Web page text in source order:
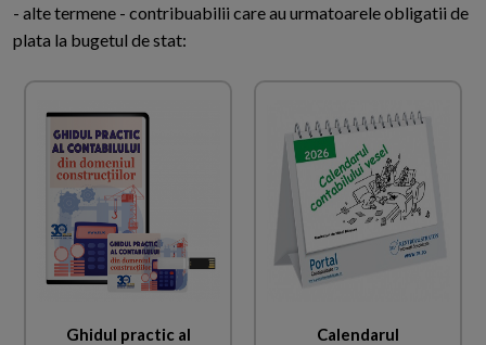
- alte termene - contribuabilii care au urmatoarele obligatii de
plata la bugetul de stat:
Ghidul practic al
Calendarul